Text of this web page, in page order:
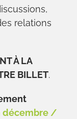
relations
À LA
BILLET.
décembre /